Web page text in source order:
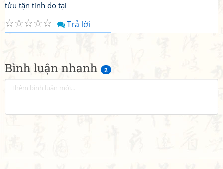
Bình luận nhanh 2
tửu tận tình do tại
☆
☆
☆
☆
☆ Trả lời